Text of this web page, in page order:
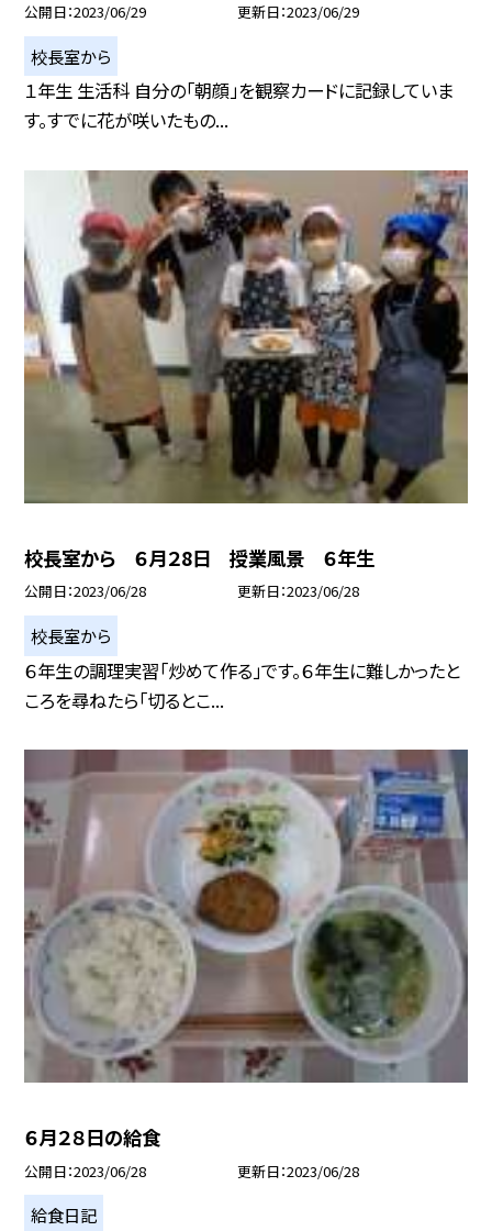
公開日 2023/06/29 更新日 2023/06/29
校長室から
１年生 生活科 自分の「朝顔」を観察カードに記録していま
す。すでに花が咲いたもの...
校長室から ６月２8日 授業風景 ６年生
公開日 2023/06/28 更新日 2023/06/28
校長室から
６年生の調理実習「炒めて作る」です。６年生に難しかったと
ころを尋ねたら「切るとこ...
６月２８日の給食
公開日 2023/06/28 更新日 2023/06/28
給食日記